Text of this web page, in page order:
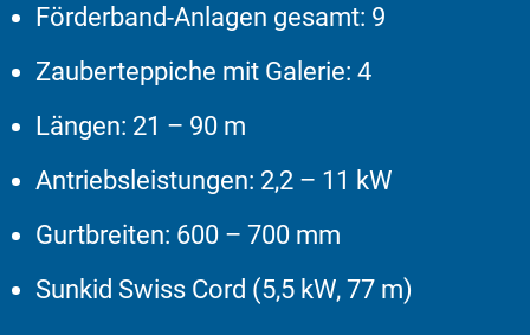
Förderband-Anlagen gesamt: 9
Zauberteppiche mit Galerie: 4
Längen: 21 – 90 m
Antriebsleistungen: 2,2 – 11 kW
Gurtbreiten: 600 – 700 mm
Sunkid Swiss Cord (5,5 kW, 77 m)